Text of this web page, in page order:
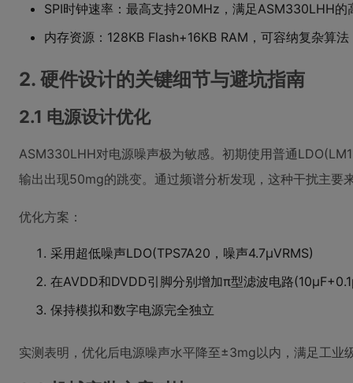
SPI时钟速率：最高支持20MHz，满足ASM330LHH的
内存资源：128KB Flash+16KB RAM，可容纳复杂算法
2. 硬件设计的关键细节与避坑指南
2.1 电源设计优化
ASM330LHH对电源噪声极为敏感。初期使用普通
输出出现50mg的跳变。通过频谱分析发现，这种干扰主要
优化方案：
采用超低噪声LDO(TPS7A20，噪声4.7μVRMS)
在AVDD和DVDD引脚分别增加π型滤波电路
保持模拟和数字电源完全独立
实测表明，优化后电源噪声水平降至±3mg以内，满足工业